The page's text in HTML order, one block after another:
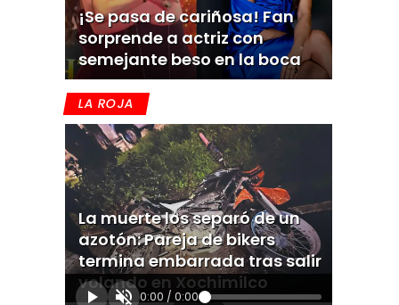
¡Se pasa de cariñosa! Fan
sorprende a actriz con
semejante beso en la boca
LA ROJA
La muerte los separó de un
azotón: Pareja de bikers
termina embarrada tras salir
volando en Xochimilco
0:00 / 0:00